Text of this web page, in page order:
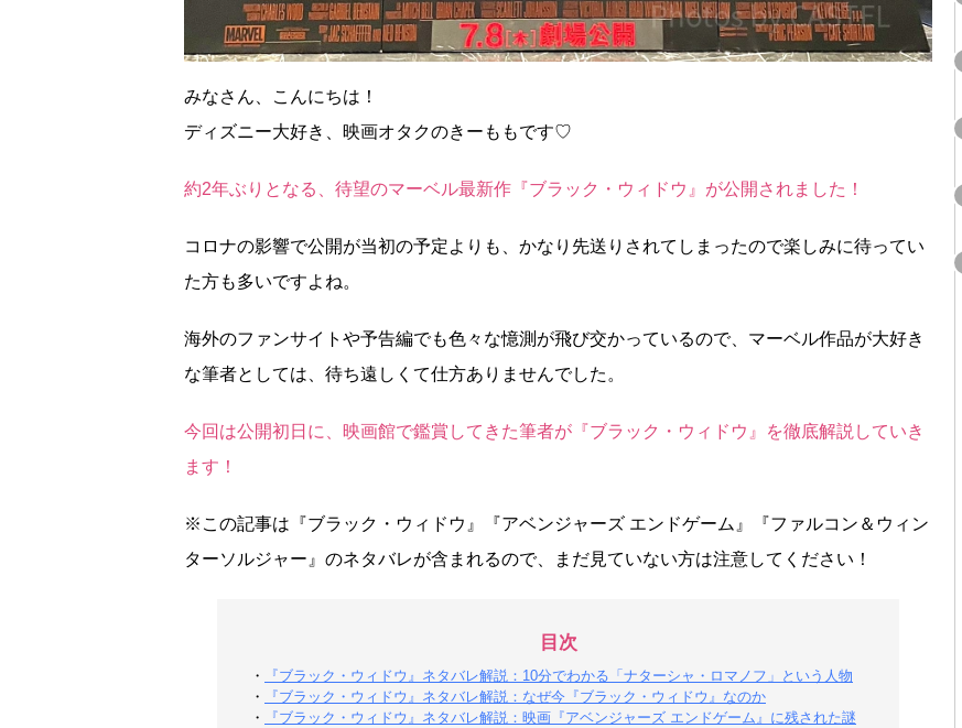
みなさん、こんにちは！
ディズニー大好き、映画オタクのきーももです♡
約2年ぶりとなる、待望のマーベル最新作『ブラック・ウィドウ』が公開されました！
コロナの影響で公開が当初の予定よりも、かなり先送りされてしまったので楽しみに待ってい
た方も多いですよね。
海外のファンサイトや予告編でも色々な憶測が飛び交かっているので、マーベル作品が大好き
な筆者としては、待ち遠しくて仕方ありませんでした。
今回は公開初日に、映画館で鑑賞してきた筆者が『ブラック・ウィドウ』を徹底解説していき
ます！
※この記事は『ブラック・ウィドウ』『アベンジャーズ エンドゲーム』『ファルコン＆ウィン
ターソルジャー』のネタバレが含まれるので、まだ見ていない方は注意してください！
目次
・
『ブラック・ウィドウ』ネタバレ解説：10分でわかる「ナターシャ・ロマノフ」という人物
・
『ブラック・ウィドウ』ネタバレ解説：なぜ今『ブラック・ウィドウ』なのか
・
『ブラック・ウィドウ』ネタバレ解説：映画『アベンジャーズ エンドゲーム』に残された謎